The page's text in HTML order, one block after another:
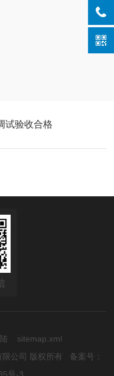
试验收合格
sitemap.xml
限公司 版权所有 备案号：